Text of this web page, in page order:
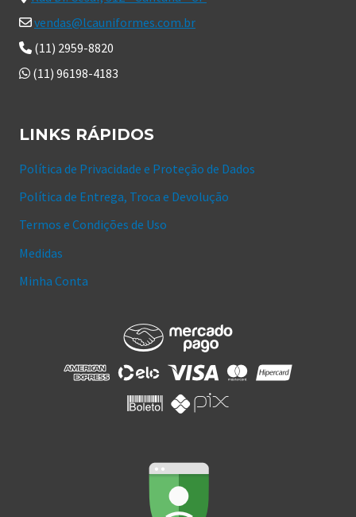
vendas@lcauniformes.com.br
(11) 2959-8820
(11) 96198-4183
LINKS RÁPIDOS
Política de Privacidade e Proteção de Dados
Política de Entrega, Troca e Devolução
Termos e Condições de Uso
Medidas
Minha Conta